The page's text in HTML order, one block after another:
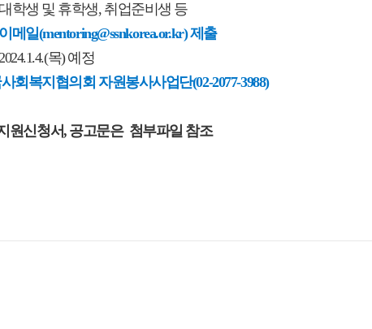
학생 및 휴학생, 취업준비생 등
메일(mentoring@ssnkorea.or.kr) 제출
목) 예정
회복지협의회 자원봉사사업단(02-2077-3988)
원신청서, 공고문은 첨부파일 참조